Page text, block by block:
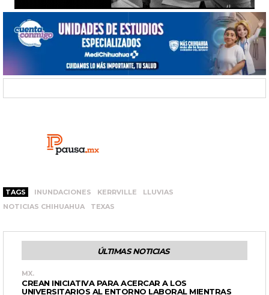
TAGS INUNDACIONES KERRVILLE
LLUVIAS
NOTICIAS CHIHUAHUA
TEXAS
ÚLTIMAS NOTICIAS
MX.
CREAN INICIATIVA PARA ACERCAR A LOS
UNIVERSITARIOS AL ENTORNO LABORAL MIENTRAS